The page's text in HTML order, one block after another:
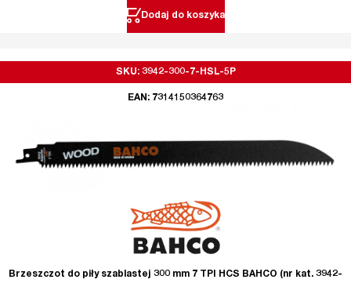
Dodaj do koszyka
SKU: 3942-300-7-HSL-5P
EAN: 7314150364763
Brzeszczot do piły szablastej 300 mm 7 TPI HCS BAHCO (nr kat. 3942-